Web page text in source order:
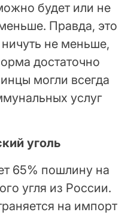
будет или не
Правда, это
не меньше,
достаточно
могли всегда
услуг
уголь
65% пошлину на
угля из России.
на импорт